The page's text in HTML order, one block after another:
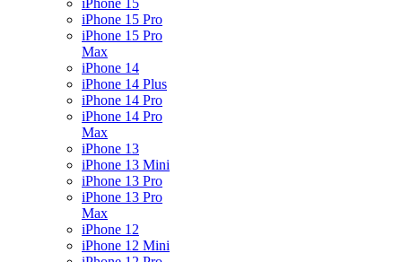
iPhone 15
iPhone 15 Pro
iPhone 15 Pro
Max
iPhone 14
iPhone 14 Plus
iPhone 14 Pro
iPhone 14 Pro
Max
iPhone 13
iPhone 13 Mini
iPhone 13 Pro
iPhone 13 Pro
Max
iPhone 12
iPhone 12 Mini